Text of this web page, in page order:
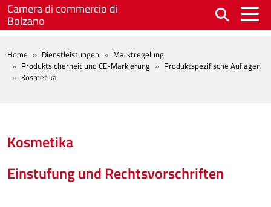
Skip to main content
Camera di commercio di
Bolzano
BREADCRUMB
Home Dienstleistungen
Marktregelung
Produktsicherheit und CE-Markierung
Produktspezifische Auflagen
Kosmetika
Kosmetika
Einstufung und Rechtsvorschriften